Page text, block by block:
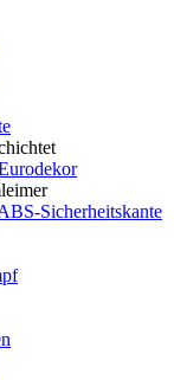
Sicherheitskante